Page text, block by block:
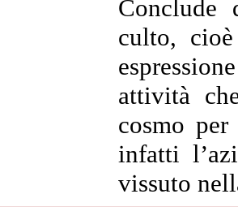
Conclude
culto,
attività
cosmo
infatti
vissuto